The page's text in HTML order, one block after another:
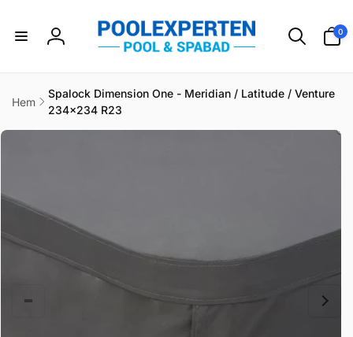
innehåll
Logga
0
artiklar
Hem
Spalock Dimension One - Meridian / Latitude / Venture
234x234 R23
till